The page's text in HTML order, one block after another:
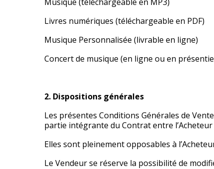
Livres numériques (téléchargeable en PDF)
Musique Personnalisée (livrable en ligne)
Concert de musique (en ligne ou en
2. Dispositions générales
Les présentes Conditions Générales de
partie intégrante du Contrat entre l’Acheteur
Elles sont pleinement opposables à
Le Vendeur se réserve la possibilité de